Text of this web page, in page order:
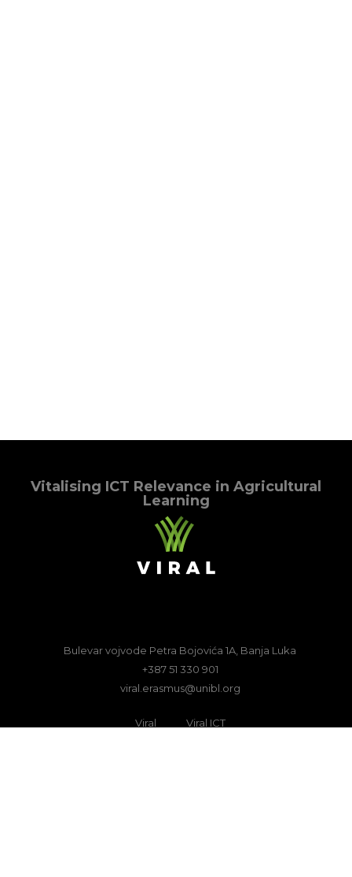
Vitalising ICT Relevance in Agricultural
Learning
Bulevar vojvode Petra Bojovića 1A, Banja Luka
+387 51 330 901
viral.erasmus@unibl.org
Viral Viral ICT